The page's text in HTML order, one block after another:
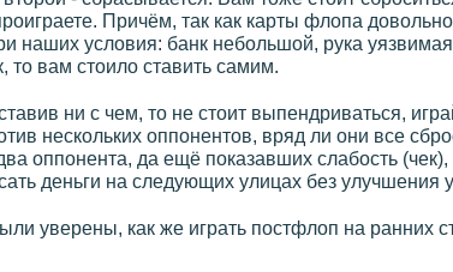
Причём, так как карты флопа
наших условия: банк небольшой, рука
вам стоило ставить самим.
ни с чем, то не стоит выпендриваться,
нескольких оппонентов, вряд ли они все
оппонента, да ещё показавших слабость
деньги на следующих улицах без улучшения
уверены, как же играть постфлоп на ранних